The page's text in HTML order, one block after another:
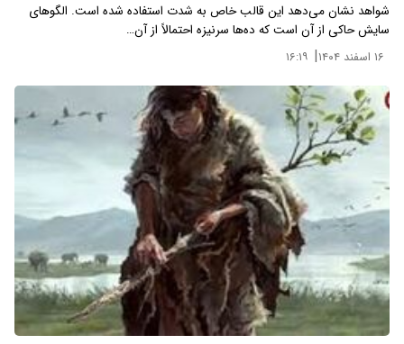
شواهد نشان می‌دهد این قالب خاص به شدت استفاده شده است. الگوهای
سایش حاکی از آن است که ده‌ها سرنیزه احتمالاً از آن…
۱۶ اسفند ۱۴۰۴ | ۱۶:۱۹